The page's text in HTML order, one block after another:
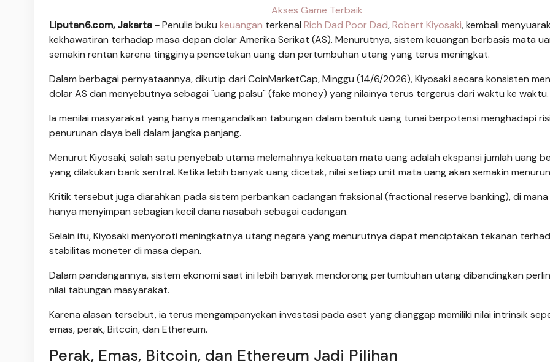
Akses Game Terbaik
Liputan6.com, Jakarta -Penulis buku keuangan terkenal Rich Dad Poor Dad,Robert Kiyosaki, kembali
kekhawatiran terhadap masa depan dolar Amerika Serikat (AS). Menurutnya, sistem keuangan berbasis mata
semakin rentan karena tingginya pencetakan uang dan pertumbuhan utang yang terus meningkat.
Dalam berbagai pernyataannya, dikutip dari CoinMarketCap, Minggu (14/6/2026), Kiyosaki secara konsisten
dolar AS dan menyebutnya sebagai "uang palsu" (fake money) yang nilainya terus tergerus dari waktu ke waktu.
Ia menilai masyarakat yang hanya mengandalkan tabungan dalam bentuk uang tunai berpotensi menghadapi
penurunan daya beli dalam jangka panjang.
Menurut Kiyosaki, salah satu penyebab utama melemahnya kekuatan mata uang adalah ekspansi jumlah uang
yang dilakukan bank sentral. Ketika lebih banyak uang dicetak, nilai setiap unit mata uang akan semakin
Kritik tersebut juga diarahkan pada sistem perbankan cadangan fraksional (fractional reserve banking), di mana
hanya menyimpan sebagian kecil dana nasabah sebagai cadangan.
Selain itu, Kiyosaki menyoroti meningkatnya utang negara yang menurutnya dapat menciptakan tekanan
stabilitas moneter di masa depan.
Dalam pandangannya, sistem ekonomi saat ini lebih banyak mendorong pertumbuhan utang dibandingkan
nilai tabungan masyarakat.
Karena alasan tersebut, ia terus mengampanyekan investasi pada aset yang dianggap memiliki nilai intrinsik
emas, perak, Bitcoin, dan Ethereum.
Perak, Emas, Bitcoin, dan Ethereum Jadi Pilihan